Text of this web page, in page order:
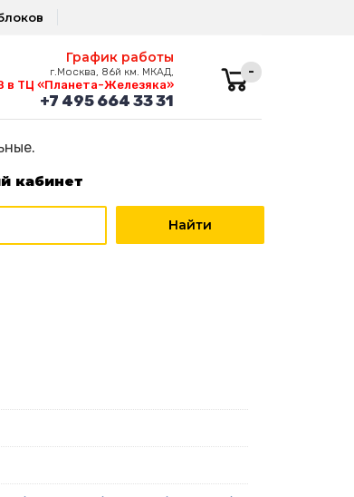
График работы
г.Москва, 86й км. МКАД,
в ТЦ «Планета-Железяка»
+7 495 664 33 31
-
кабинет